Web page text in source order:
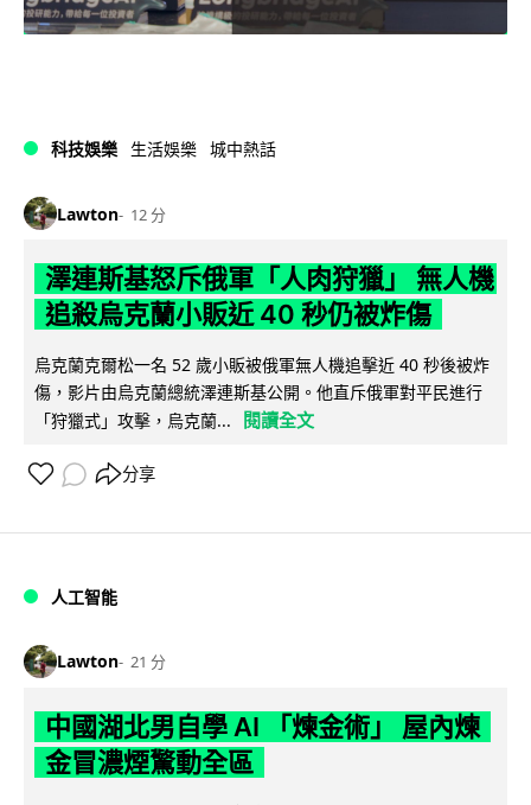
科技娛樂 生活娛樂 城中熱話
Lawton 12 分
澤連斯基怒斥俄軍「人肉狩獵」 無人機
追殺烏克蘭小販近 40 秒仍被炸傷
烏克蘭克爾松一名 52 歲小販被俄軍無人機追擊近 40 秒後被炸
傷，影片由烏克蘭總統澤連斯基公開。他直斥俄軍對平民進行
「狩獵式」攻擊，烏克蘭...
閱讀全文
分享
人工智能
Lawton 21 分
中國湖北男自學 AI 「煉金術」 屋內煉
金冒濃煙驚動全區